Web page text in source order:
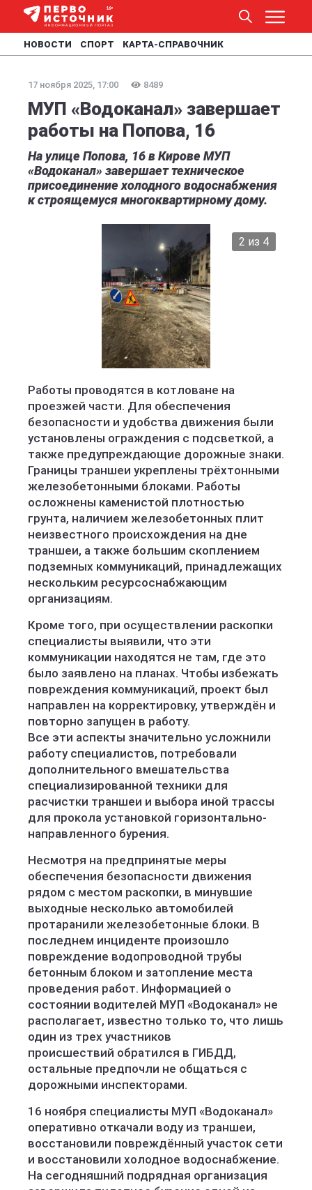
НОВОСТИ СПОРТ КАРТА-СПРАВОЧНИК
17 ноября 2025, 17:00 8489
МУП «Водоканал» завершает
работы на Попова, 16
На улице Попова, 16 в Кирове МУП
«Водоканал» завершает техническое
присоединение холодного водоснабжения
к строящемуся многоквартирному дому.
2 из 4
Работы проводятся в котловане на
проезжей части. Для обеспечения
безопасности и удобства движения были
установлены ограждения с подсветкой, а
также предупреждающие дорожные знаки.
Границы траншеи укреплены трёхтонными
железобетонными блоками. Работы
осложнены каменистой плотностью
грунта, наличием железобетонных плит
неизвестного происхождения на дне
траншеи, а также большим скоплением
подземных коммуникаций, принадлежащих
нескольким ресурсоснабжающим
организациям.
Кроме того, при осуществлении раскопки
специалисты выявили, что эти
коммуникации находятся не там, где это
было заявлено на планах. Чтобы избежать
повреждения коммуникаций, проект был
направлен на корректировку, утверждён и
повторно запущен в работу.
Все эти аспекты значительно усложнили
работу специалистов, потребовали
дополнительного вмешательства
специализированной техники для
расчистки траншеи и выбора иной трассы
для прокола установкой горизонтально-
направленного бурения.
Несмотря на предпринятые меры
обеспечения безопасности движения
рядом с местом раскопки, в минувшие
выходные несколько автомобилей
протаранили железобетонные блоки. В
последнем инциденте произошло
повреждение водопроводной трубы
бетонным блоком и затопление места
проведения работ. Информацией о
состоянии водителей МУП «Водоканал» не
располагает, известно только то, что лишь
один из трех участников
происшествий обратился в ГИБДД,
остальные предпочли не общаться с
дорожными инспекторами.
16 ноября специалисты МУП «Водоканал»
оперативно откачали воду из траншеи,
восстановили повреждённый участок сети
и восстановили холодное водоснабжение.
На сегодняшний подрядная организация